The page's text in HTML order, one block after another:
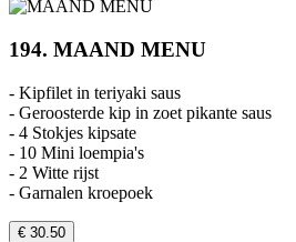
194. MAAND MENU
- Kipfilet in teriyaki saus
- Geroosterde kip in zoet pikante saus
- 4 Stokjes kipsate
- 10 Mini loempia's
- 2 Witte rijst
- Garnalen kroepoek
€ 30.50